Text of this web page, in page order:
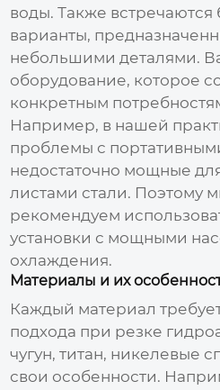
воды. Также
варианты,
небольшими деталями.
оборудование, которое
конкретным
Например, в нашей
проблемы с
недостаточно мощные
листами стали. Поэтому
рекомендуем
установки с мощными
охлаждения.
Материалы и их
Каждый материал
подхода при резке
чугун, титан, никелевые
свои особенности.